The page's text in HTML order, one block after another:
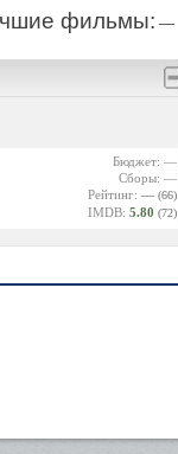
фильмы: —
Бюджет: —
Сборы: —
Рейтинг: — (66)
IMDB: 5.80 (72)